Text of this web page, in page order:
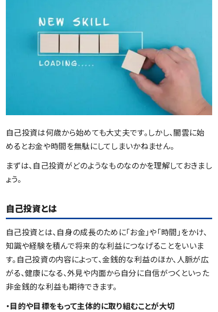
自己投資は何歳から始めても大丈夫です。しかし、闇雲に始
めるとお金や時間を無駄にしてしまいかねません。
まずは、自己投資がどのようなものなのかを理解しておきまし
ょう。
自己投資とは
自己投資とは、自身の成長のために「お金」や「時間」をかけ、
知識や経験を積んで将来的な利益につなげることをいいま
す。自己投資の内容によって、金銭的な利益のほか、人脈が広
がる、健康になる、外見や内面から自分に自信がつくといった
非金銭的な利益も期待できます。
・目的や目標をもって主体的に取り組むことが大切